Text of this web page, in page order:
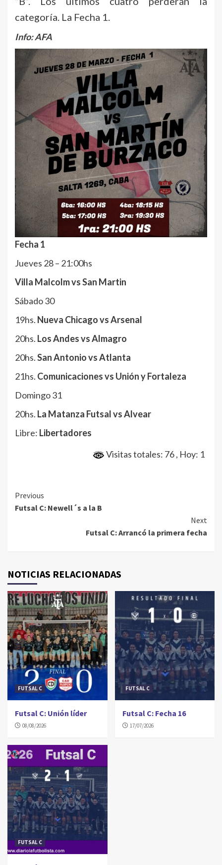
categoría. La Fecha 1.
Info: AFA
Fecha 1
Jueves 28 – 21:00hs
Villa Malcolm vs San Martin
Sábado 30
19hs. Nueva Chicago vs Arsenal
20hs. Los Andes vs Almagro
20hs.San Antonio vs Atlanta
21hs. Comunicaciones vs Unión y Fortaleza
Domingo 31
20hs. La Matanza Futsal vs Alvear
Libre: Libertadores
Visitas totales: 76, Hoy: 1
Continue
Reading
Previous
Futsal C: Newell´s a la B
Next
Futsal C: Arrancó la primera fecha
NOTICIAS RELACIONADAS
FUTSAL C
Futsal C: Unión líder
08/08/2026
FUTSAL C
Futsal C: Fecha 16
17/07/2026
FUTSAL C